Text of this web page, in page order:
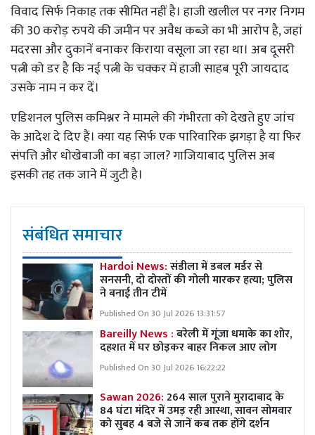
विवाद सिर्फ निकाह तक सीमित नहीं है। हाजी खलील पर नगर निगम
की 30 करोड़ रुपये की जमीन पर अवैध कब्जे का भी आरोप है, जहां
मदरसा और दुकानें बनाकर किराया वसूला जा रहा था। अब दूसरी
पत्नी को डर है कि नई पत्नी के चक्कर में हाजी साहब पूरी जायदाद
उसके नाम न कर दें।
एडिशनल पुलिस कमिश्नर ने मामले की गंभीरता को देखते हुए जांच
के आदेश दे दिए हैं। क्या यह सिर्फ एक पारिवारिक झगड़ा है या फिर
संपत्ति और धोखेबाजी का बड़ा जाल? गाजियाबाद पुलिस अब
इसकी तह तक जाने में जुटी है।
संबंधित समाचार
Hardoi News:संडीला में डबल मर्डर से
सनसनी, दो दोस्तों की गोली मारकर हत्या; पुलिस
ने बनाई तीन टीमें
Published On 30 Jul 2026 13:31:57
Bareilly News :बरेली में गूंजा धमाके का शोर,
दहशत में घर छोड़कर बाहर निकल आए लोग
Published On 30 Jul 2026 16:22:22
Sawan 2026:264 साल पुराने मुरादाबाद के
84 घंटा मंदिर में उमड़ रही आस्था, सावन सोमवार
को सुबह 4 बजे से जानें कब तक होंगे दर्शन